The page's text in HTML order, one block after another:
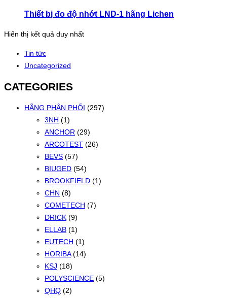
Thiết bị đo độ nhớt LND-1 hãng Lichen
Hiển thị kết quả duy nhất
Tin tức
Uncategorized
CATEGORIES
HÃNG PHÂN PHỐI (297)
3NH (1)
ANCHOR (29)
ARCOTEST (26)
BEVS (57)
BIUGED (54)
BROOKFIELD (1)
CHN (8)
COMETECH (7)
DRICK (9)
ELLAB (1)
EUTECH (1)
HORIBA (14)
KSJ (18)
POLYSCIENCE (5)
QHQ (2)